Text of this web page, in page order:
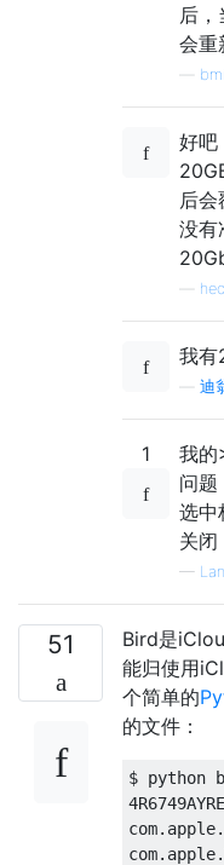
后
会重
好吧
后
没有
我有
迪
1
我的
问
选中
关闭
—
51
Bird是
能归使用
个简单的
的文件：
$ python